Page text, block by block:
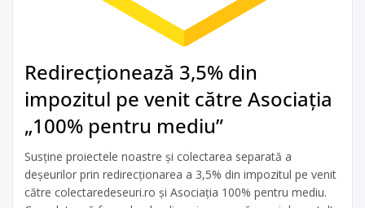
Redirecționează 3,5% din
impozitul pe venit către Asociația
„100% pentru mediu”
Susține proiectele noastre și colectarea separată a
deșeurilor prin redirecționarea a 3,5% din impozitul pe venit
către colectaredeseuri.ro și Asociația 100% pentru mediu.